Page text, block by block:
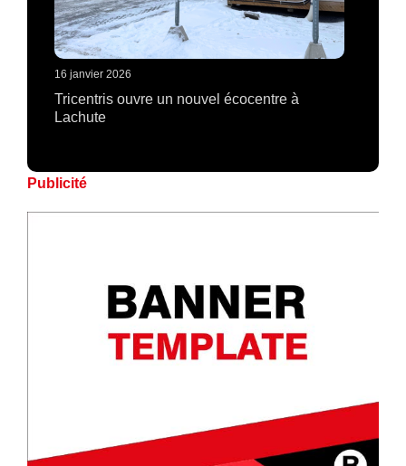
16 janvier 2026
Tricentris ouvre un nouvel écocentre à
Lachute
Publicité